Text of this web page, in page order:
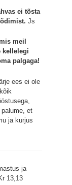
ei tõsta
Js
meil
kellelegi
palgaga!
ees ei ole
et
ja kurjus
ja
13,13